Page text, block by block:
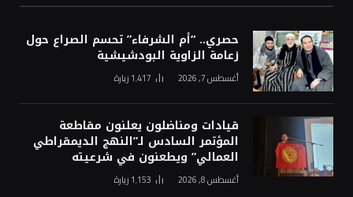
حصري.. “أم الشرفاء” تحسم الصراع حول
زعامة الزاوية البودشيشية
أغسطس 7, 2026 1٬417 زيارة
قيادات ومناضلون يعلنون مقاطعة
المؤتمر السادس لـ”النهج الديمقراطي
العمالي” ويطعنون في شرعيته
أغسطس 8, 2026 1٬153 زيارة